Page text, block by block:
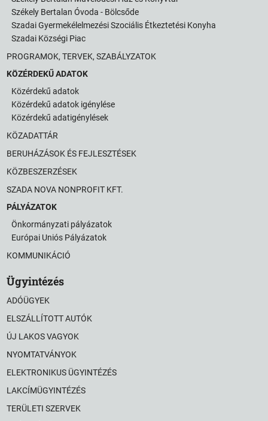
Székely Bertalan Óvoda - Bölcsőde
Szadai Gyermekélelmezési Szociális Étkeztetési Konyha
Szadai Községi Piac
PROGRAMOK, TERVEK, SZABÁLYZATOK
KÖZÉRDEKŰ ADATOK
Közérdekű adatok
Közérdekű adatok igénylése
Közérdekű adatigénylések
KÖZADATTÁR
BERUHÁZÁSOK ÉS FEJLESZTÉSEK
KÖZBESZERZÉSEK
SZADA NOVA NONPROFIT KFT.
PÁLYÁZATOK
Önkormányzati pályázatok
Európai Uniós Pályázatok
KOMMUNIKÁCIÓ
Ügyintézés
ADÓÜGYEK
ELSZÁLLÍTOTT AUTÓK
ÚJ LAKOS VAGYOK
NYOMTATVÁNYOK
ELEKTRONIKUS ÜGYINTÉZÉS
LAKCÍMÜGYINTÉZÉS
TERÜLETI SZERVEK